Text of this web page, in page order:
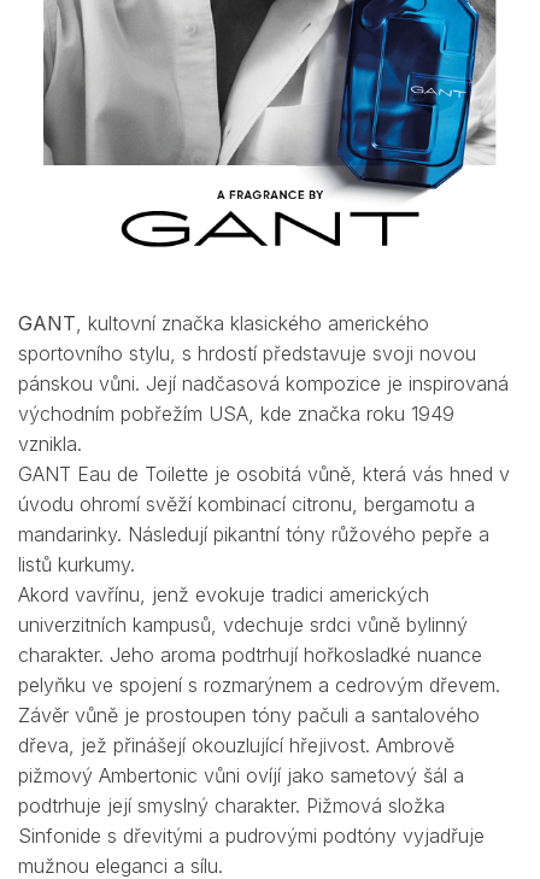
GANT , kultovní značka klasického amerického
sportovního stylu, s hrdostí představuje svoji novou
pánskou vůni. Její nadčasová kompozice je inspirovaná
východním pobřežím USA, kde značka roku 1949
vznikla.
GANT Eau de Toilette je osobitá vůně, která vás hned v
úvodu ohromí svěží kombinací citronu, bergamotu a
mandarinky. Následují pikantní tóny růžového pepře a
listů kurkumy.
Akord vavřínu, jenž evokuje tradici amerických
univerzitních kampusů, vdechuje srdci vůně bylinný
charakter. Jeho aroma podtrhují hořkosladké nuance
pelyňku ve spojení s rozmarýnem a cedrovým dřevem.
Závěr vůně je prostoupen tóny pačuli a santalového
dřeva, jež přinášejí okouzlující hřejivost. Ambrově
pižmový Ambertonic vůni ovíjí jako sametový šál a
podtrhuje její smyslný charakter. Pižmová složka
Sinfonide s dřevitými a pudrovými podtóny vyjadřuje
mužnou eleganci a sílu.